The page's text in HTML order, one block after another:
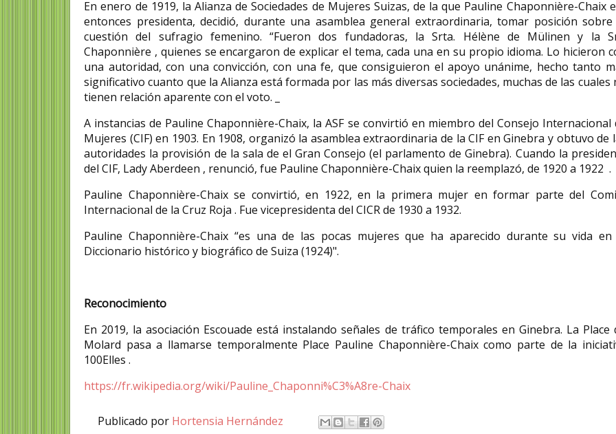
En enero de 1919, la Alianza de Sociedades de Mujeres Suizas, de la que Pauline Chaponnière-Chaix
entonces presidenta, decidió, durante una asamblea general extraordinaria, tomar posición sobre
cuestión del sufragio femenino. “Fueron dos fundadoras, la Srta. Hélène de Mülinen y la
Chaponnière , quienes se encargaron de explicar el tema, cada una en su propio idioma. Lo hicieron
una autoridad, con una convicción, con una fe, que consiguieron el apoyo unánime, hecho tanto
significativo cuanto que la Alianza está formada por las más diversas sociedades, muchas de las cuales
tienen relación aparente con el voto. _
A instancias de Pauline Chaponnière-Chaix, la ASF se convirtió en miembro del Consejo Internacional
Mujeres (CIF) en 1903. En 1908, organizó la asamblea extraordinaria de la CIF en Ginebra y obtuvo de
autoridades la provisión de la sala de el Gran Consejo (el parlamento de Ginebra). Cuando la
del CIF, Lady Aberdeen , renunció, fue Pauline Chaponnière-Chaix quien la reemplazó, de 1920 a 1922 .
Pauline Chaponnière-Chaix se convirtió, en 1922, en la primera mujer en formar parte del
Internacional de la Cruz Roja . Fue vicepresidenta del CICR de 1930 a 1932.
Pauline Chaponnière-Chaix “es una de las pocas mujeres que ha aparecido durante su vida en
Diccionario histórico y biográfico de Suiza (1924)".
Reconocimiento
En 2019, la asociación Escouade está instalando señales de tráfico temporales en Ginebra. La Place
Molard pasa a llamarse temporalmente Place Pauline Chaponnière-Chaix como parte de la
100Elles .
https://fr.wikipedia.org/wiki/Pauline_Chaponni%C3%A8re-Chaix
Publicado por Hortensia Hernández